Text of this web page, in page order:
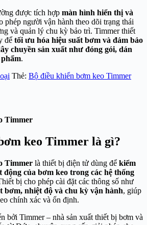
được tích hợp màn hình hiển thị và
phép người vận hành theo dõi trạng thái
và quản lý chu kỳ bảo trì. Timmerthiết
để tối ưu hóa hiệu suất bơm và đảm bảo
chuyền sản xuất như đóng gói, dán
.
Thẻ: Bộ điều khiển bơm keo Timmer
Timmer
keo Timmer là gì?
Timmer là thiết bị điện tử dùng để kiểm
động của bơm keo trong các hệ thống
bị cho phép cài đặt các thông số như
bơm, nhiệt độ và chu kỳ vận hành, giúp
chính xác và ổn định.
bởi Timmer– nhà sản xuất thiết bị bơm và